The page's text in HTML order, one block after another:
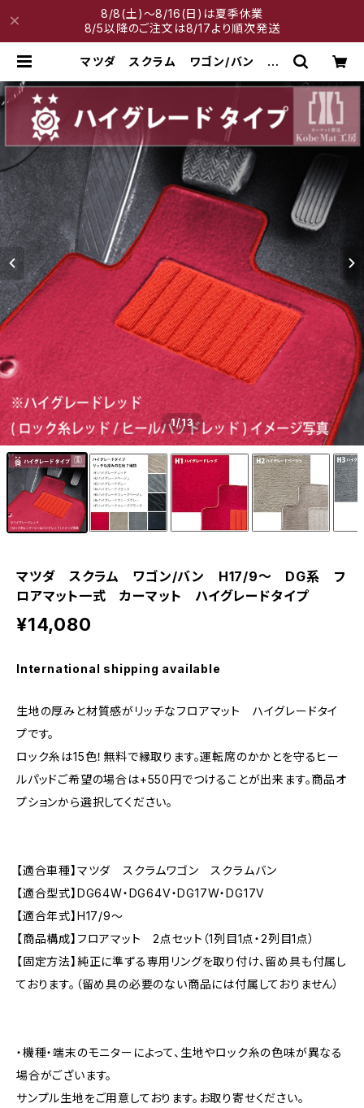
8/8(土)～8/16(日)は夏季休業
8/5以降のご注文は8/17より順次発送
マツダ スクラム ワゴン/バン H1
カーマット ハイグレードタイプ | 神
1/13
マツダ スクラム ワゴン/バン H17/9〜 DG系 フ
ロアマット一式 カーマット ハイグレードタイプ
¥14,080
International shipping available
生地の厚みと材質感がリッチなフロアマット ハイグレードタイ
プです。
ロック糸は15色！無料で縁取ります。運転席のかかとを守るヒー
ルパッドご希望の場合は+550円でつけることが出来ます。商品オ
プションから選択してください。
【適合車種】マツダ スクラムワゴン スクラムバン
【適合型式】DG64W・DG64V・DG17W・DG17V
【適合年式】H17/9〜
【商品構成】フロアマット 2点セット（1列目1点・2列目1点）
【固定方法】純正に準ずる専用リングを取り付け、留め具も付属し
ております。（留め具の必要のない商品には付属しておりません）
・機種・端末のモニターによって、生地やロック糸の色味が異なる
場合がございます。
サンプル生地をご用意しております。お取り寄せください。